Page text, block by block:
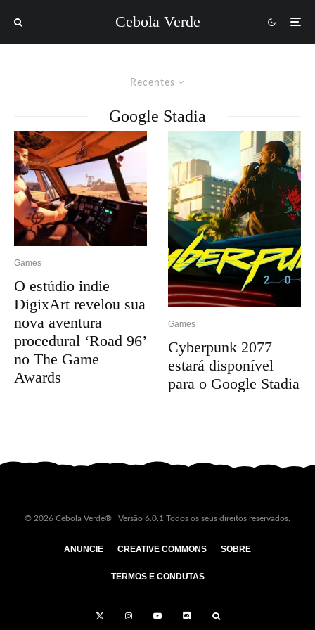
Cebola Verde
Recentes
Google Stadia
Games
O estúdio indie
DigixArt revelou sua
nova aventura
procedural ‘Road 96’
no The Game
Awards
Games
Cyberpunk 2077
estará disponível
para o Google Stadia
© 2026 Cebola Verde® | Versão 6.0.1 Todos os seus direitos reservados.
ANUNCIE CREATIVE COMMONS SOBRE
TERMOS E CONDUTAS